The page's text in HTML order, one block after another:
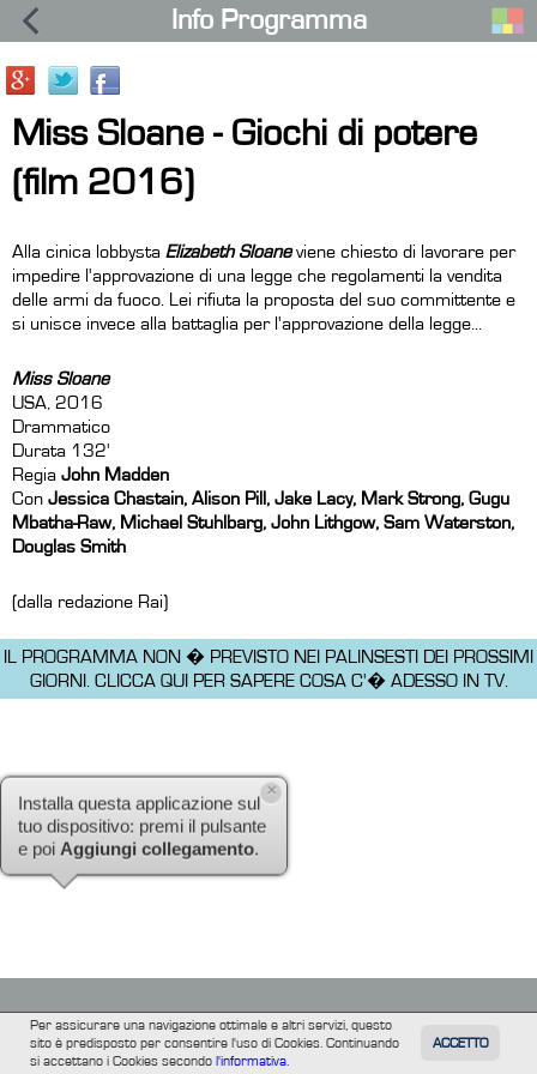
TUTTI FILM
Per assicurare una navigazione ottimale e altri servizi, questo
sito è predisposto per consentire l'uso di Cookies. Continuando
si accettano i Cookies secondol'informativa.
ACCETTO
Info Programma
Miss Sloane - Giochi di potere
(film 2016)
Alla cinica lobbysta Elizabeth Sloaneviene chiesto di lavorare per
impedire l'approvazione di una legge che regolamenti la vendita
delle armi da fuoco. Lei rifiuta la proposta del suo committente e
si unisce invece alla battaglia per l'approvazione della legge...
Miss Sloane
USA, 2016
Drammatico
Durata 132'
Regia John Madden
Con Jessica Chastain, Alison Pill, Jake Lacy, Mark Strong, Gugu
Mbatha-Raw, Michael Stuhlbarg, John Lithgow, Sam Waterston,
Douglas Smith
(dalla redazione Rai)
IL PROGRAMMA NON � PREVISTO NEI PALINSESTI DEI PROSSIMI
GIORNI. CLICCA QUI PER SAPERE COSA C'� ADESSO IN TV.
Installa questa applicazione sul
tuo dispositivo: premi il pulsante